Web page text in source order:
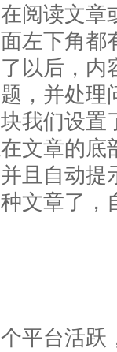
读文章
左下角都
以后，
，并处理
们设置
文章的底
且自动
文章了
台活跃